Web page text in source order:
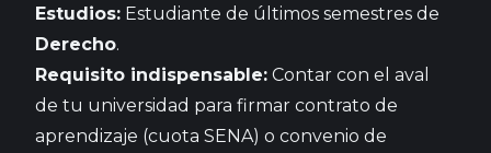
Estudios: Estudiante de últimos semestres de
Derecho.
Requisito indispensable: Contar con el aval
de tu universidad para firmar contrato de
aprendizaje (cuota SENA) o convenio de